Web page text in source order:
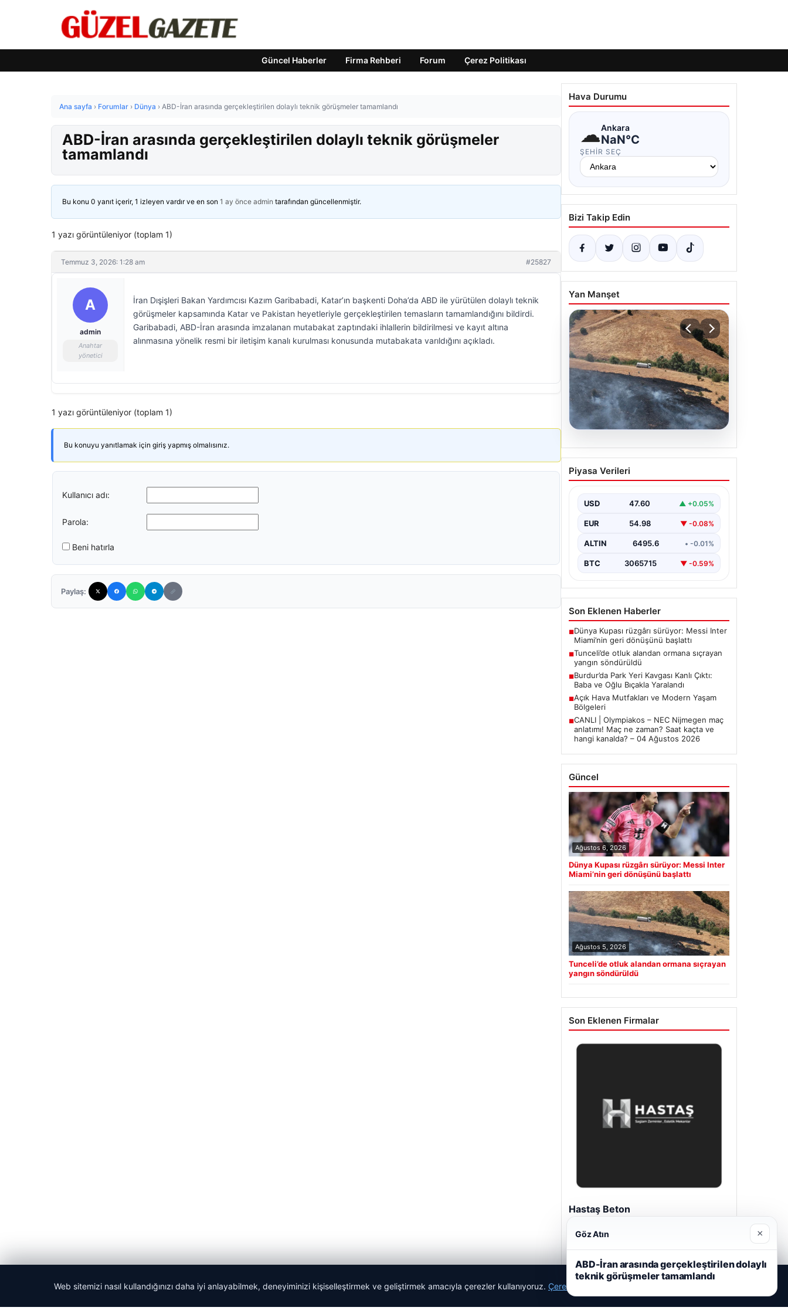
Güncel Haberler Firma Rehberi Forum Çerez Politikası
Ana sayfa › Forumlar › Dünya › ABD-İran arasında gerçekleştirilen dolaylı teknik görüşmeler tamamlandı
ABD-İran arasında gerçekleştirilen dolaylı teknik görüşmeler
tamamlandı
Bu konu 0 yanıt içerir, 1 izleyen vardır ve en son 1 ay önce admin tarafından güncellenmiştir.
1 yazı görüntüleniyor (toplam 1)
Temmuz 3, 2026: 1:28 am #25827
A
admin
Anahtar
yönetici
İran Dışişleri Bakan Yardımcısı Kazım Garibabadi, Katar’ın başkenti Doha’da ABD ile yürütülen dolaylı teknik
görüşmeler kapsamında Katar ve Pakistan heyetleriyle gerçekleştirilen temasların tamamlandığını bildirdi.
Garibabadi, ABD-İran arasında imzalanan mutabakat zaptındaki ihlallerin bildirilmesi ve kayıt altına
alınmasına yönelik resmi bir iletişim kanalı kurulması konusunda mutabakata varıldığını açıkladı.
1 yazı görüntüleniyor (toplam 1)
Bu konuyu yanıtlamak için giriş yapmış olmalısınız.
Kullanıcı adı:
Parola:
Beni hatırla
Paylaş:
Hava Durumu
☁Ankara
NaN°C
ŞEHIR SEÇ
Bizi Takip Edin
Yan Manşet
05.08.2026
Tunceli’de otluk alandan
ormana sıçrayan yangın
Piyasa Verileri
USD 47.60 ▲ +0.05%
EUR 54.98 ▼ -0.08%
ALTIN 6495.6 • -0.01%
BTC 3065715 ▼ -0.59%
Son Eklenen Haberler
■Dünya Kupası rüzgârı sürüyor: Messi Inter
Miami’nin geri dönüşünü başlattı
■Tunceli’de otluk alandan ormana sıçrayan
yangın söndürüldü
■Burdur’da Park Yeri Kavgası Kanlı Çıktı:
Baba ve Oğlu Bıçakla Yaralandı
■Açık Hava Mutfakları ve Modern Yaşam
Bölgeleri
■CANLI | Olympiakos – NEC Nijmegen maç
anlatımı! Maç ne zaman? Saat kaçta ve
hangi kanalda? – 04 Ağustos 2026
Güncel
Ağustos 6, 2026
Dünya Kupası rüzgârı sürüyor: Messi Inter
Miami’nin geri dönüşünü başlattı
Ağustos 5, 2026
Tunceli’de otluk alandan ormana sıçrayan
yangın söndürüldü
Son Eklenen Firmalar
Hastaş Beton
Web sitemizi nasıl kullandığınızı daha iyi anlayabilmek, deneyiminizi kişiselleştirmek ve geliştirmek amacıyla çerezler kullanıyoruz. Çerez Politikamız
Göz Atın ×
ABD-İran arasında gerçekleştirilen dolaylı
teknik görüşmeler tamamlandı